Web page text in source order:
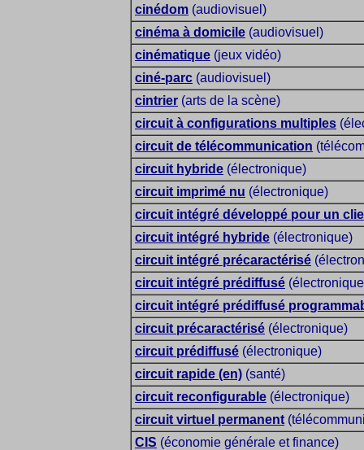
cinédom (audiovisuel)
cinéma à domicile (audiovisuel)
cinématique (jeux vidéo)
ciné-parc (audiovisuel)
cintrier (arts de la scène)
circuit à configurations multiples
circuit de télécommunication
circuit hybride (électronique)
circuit imprimé nu (électronique)
circuit intégré développé pour un
circuit intégré hybride (électronique)
circuit intégré précaractérisé
circuit intégré prédiffusé
circuit intégré prédiffusé
circuit précaractérisé (électronique)
circuit prédiffusé (électronique)
circuit rapide (en) (santé)
circuit reconfigurable (électronique)
circuit virtuel permanent
CIS (économie générale et finance)